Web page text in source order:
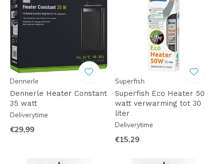
Dennerle
Dennerle Heater Constant
35 watt
Deliverytime
€29,99
Superfish
Superfish Eco Heater 50
watt verwarming tot 30
liter
Deliverytime
€15,29